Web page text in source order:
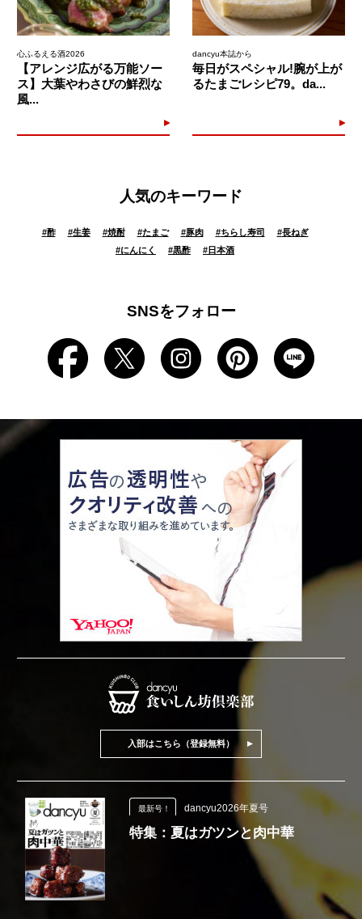
心ふるえる酒2026
【アレンジ広がる万能ソー
ス】大葉やわさびの鮮烈な
風...
dancyu本誌から
毎日がスペシャル!腕が上が
るたまごレシピ79。da...
人気のキーワード
#酢 #生姜 #焼酎 #たまご #豚肉 #ちらし寿司 #長ねぎ
#にんにく #黒酢 # 日本酒
SNSをフォロー
入部はこちら（登録無料）
最新号！ dancyu2026年夏号
特集：夏はガツンと肉中華